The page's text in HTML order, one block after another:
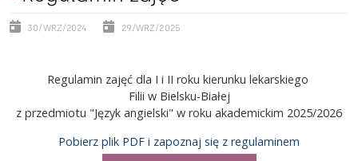
30/WRZ/2024 29/WRZ/2025
Regulamin zajęć dla I i II roku kierunku lekarskiego
Filii w Bielsku-Białej
z przedmiotu "Język angielski" w roku akademickim 2025/2026
Pobierz plik PDF i zapoznaj się z regulaminem